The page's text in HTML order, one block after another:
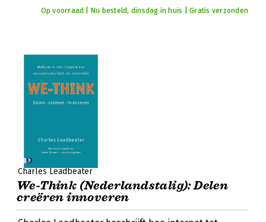
Op voorraad | Nu besteld, dinsdag in huis | Gratis verzonden
Charles Leadbeater
We-Think (Nederlandstalig): Delen
creëren innoveren